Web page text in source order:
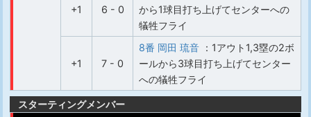
+1 6 - 0
から1球目打ち上げてセンターへの
犠牲フライ
+1 7 - 0
8番 岡田 琉音 ：1アウト1,3塁の2ボ
ールから3球目打ち上げてセンター
への犠牲フライ
スターティングメンバー